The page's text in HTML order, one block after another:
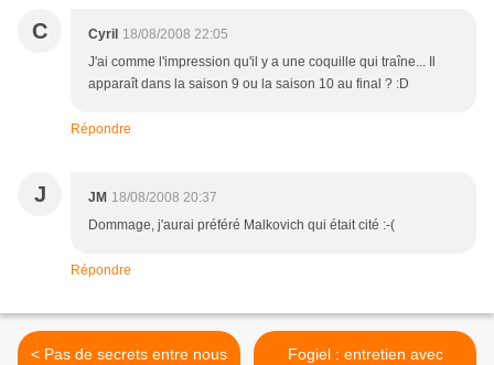
C Cyril 18/08/2008 22:05
J'ai comme l'impression qu'il y a une coquille qui traîne... Il
apparaît dans la saison 9 ou la saison 10 au final ? :D
Répondre
J JM 18/08/2008 20:37
Dommage, j'aurai préféré Malkovich qui était cité :-(
Répondre
< Pas de secrets entre nous
Fogiel : entretien avec